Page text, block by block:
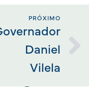
PRÓXIMO
Daniel
Vilela